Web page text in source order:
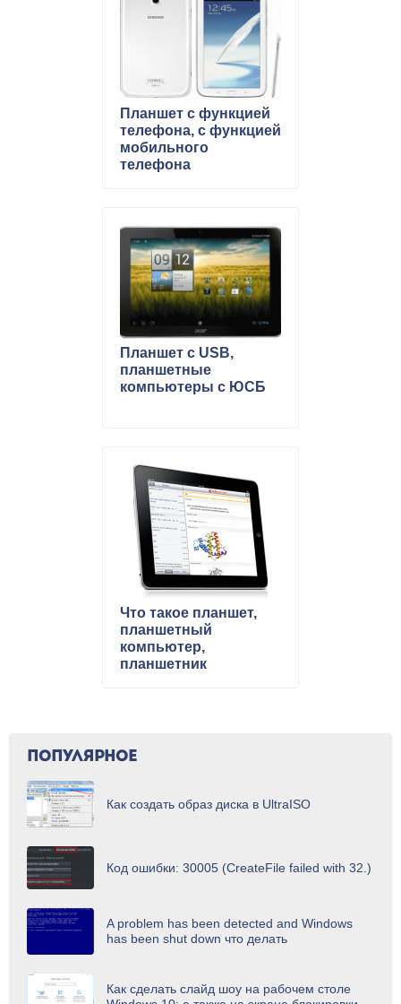
Планшет с функцией
телефона, с функцией
мобильного
телефона
Планшет с USB,
планшетные
компьютеры с ЮСБ
Что такое планшет,
планшетный
компьютер,
планшетник
ПОПУЛЯРНОЕ
Как создать образ диска в UltraISO
Код ошибки: 30005 (CreateFile failed with 32.)
A problem has been detected and Windows
has been shut down что делать
Как сделать слайд шоу на рабочем столе